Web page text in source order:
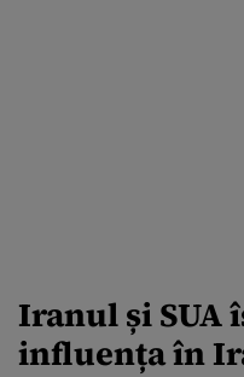
Iranul și SUA
influența în